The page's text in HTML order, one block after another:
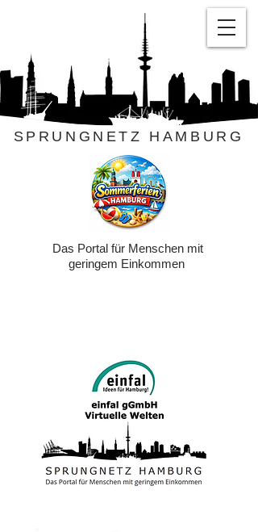
SPRUNGNETZ HAMBURG
Das Portal für Menschen mit
geringem Einkommen